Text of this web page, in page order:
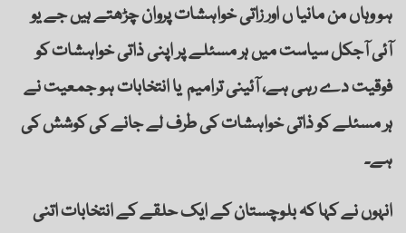
ہو وہاں من مانیا ں اور زاتی خواہشات پروان چڑھتے ہیں جے یو
آئی آجکل سیاست میں ہر مسئلے پر اپنی ذاتی خواہشات کو
فوقیت دے رہی ہے، آئینی ترامیم یا انتخابات ہو جمعیت نے
ہر مسئلے کو ذاتی خواہشات کی طرف لے جانے کی کوشش کی
ہے۔
انہوں نے کہا کہ بلوچستان کے ایک حلقے کے انتخابات اتنی